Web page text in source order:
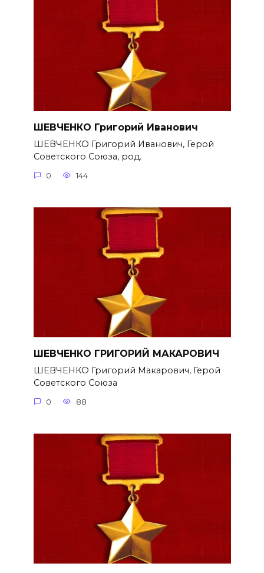
ШЕВЧЕНКО Григорий Иванович
ШЕВЧЕНКО Григорий Иванович, Герой
Советского Союза, род.
0 144
ШЕВЧЕНКО ГРИГОРИЙ МАКАРОВИЧ
ШЕВЧЕНКО Григорий Макарович, Герой
Советского Союза
0 88